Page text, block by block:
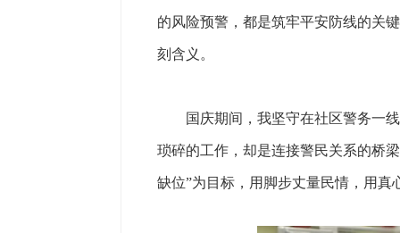
的风险预警，都是筑牢平安防线的关
刻含义。
国庆期间，我坚守在社区警务一
琐碎的工作，却是连接警民关系的桥
缺位”为目标，用脚步丈量民情，用真